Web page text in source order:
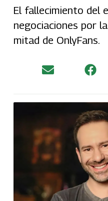
El fallecimiento del
negociaciones por
mitad de OnlyFans.